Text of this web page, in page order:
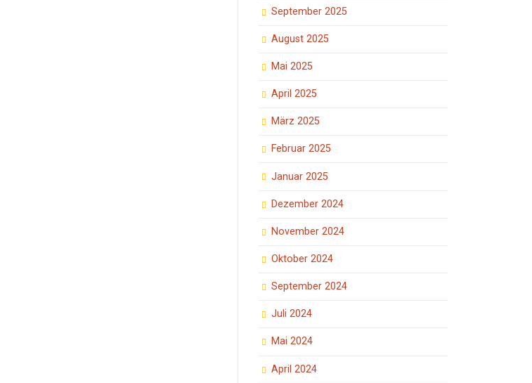
September 2025
August 2025
Mai 2025
April 2025
März 2025
Februar 2025
Januar 2025
Dezember 2024
November 2024
Oktober 2024
September 2024
Juli 2024
Mai 2024
April 2024